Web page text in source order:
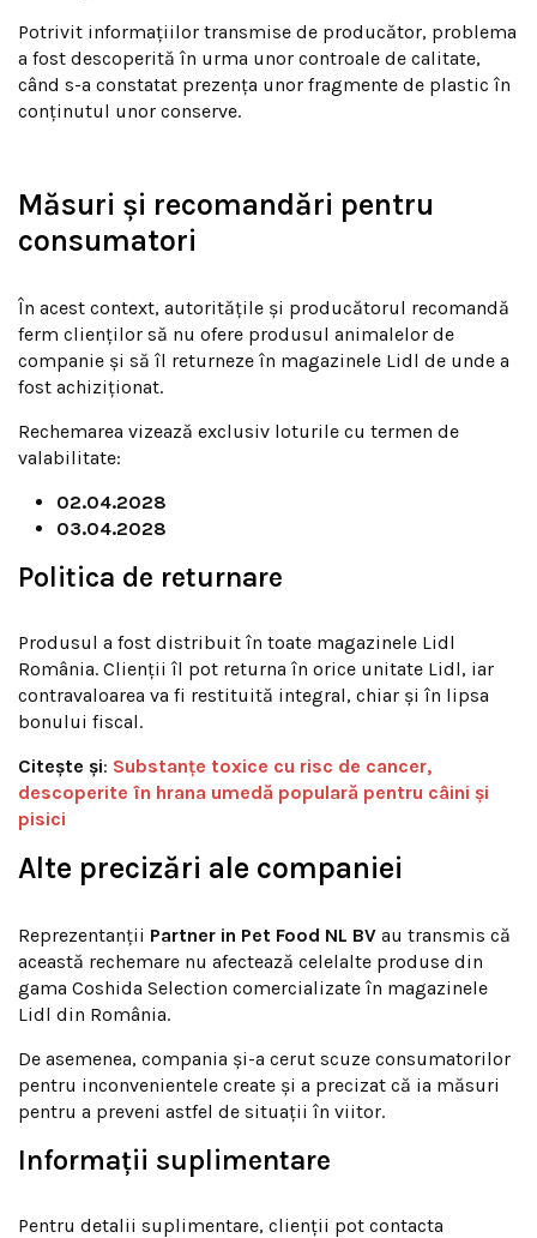
Potrivit informațiilor transmise de producător, problema
a fost descoperită în urma unor controale de calitate,
când s-a constatat prezența unor fragmente de plastic în
conținutul unor conserve.
Măsuri și recomandări pentru
consumatori
În acest context, autoritățile și producătorul recomandă
ferm clienților să nu ofere produsul animalelor de
companie și să îl returneze în magazinele Lidl de unde a
fost achiziționat.
Rechemarea vizează exclusiv loturile cu termen de
valabilitate:
02.04.2028
03.04.2028
Politica de returnare
Produsul a fost distribuit în toate magazinele Lidl
România. Clienții îl pot returna în orice unitate Lidl, iar
contravaloarea va fi restituită integral, chiar și în lipsa
bonului fiscal.
Citește și: Substanțe toxice cu risc de cancer,
descoperite în hrana umedă populară pentru câini și
pisici
Alte precizări ale companiei
Reprezentanții Partner in Pet Food NL BV au transmis că
această rechemare nu afectează celelalte produse din
gama Coshida Selection comercializate în magazinele
Lidl din România.
De asemenea, compania și-a cerut scuze consumatorilor
pentru inconvenientele create și a precizat că ia măsuri
pentru a preveni astfel de situații în viitor.
Informații suplimentare
Pentru detalii suplimentare, clienții pot contacta